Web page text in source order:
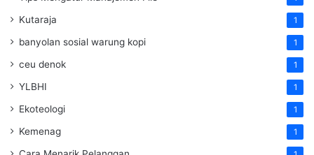
Kutaraja 1
banyolan sosial warung kopi 1
ceu denok 1
YLBHI 1
Ekoteologi 1
Kemenag 1